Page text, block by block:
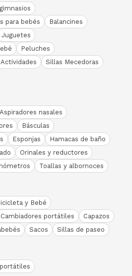
para bebés
Balancines
Juguetes
Peluches
Sillas Mecedoras
Aspiradores nasales
Básculas
Esponjas
Hamacas de baño
Orinales y reductores
Toallas y albornoces
y Bebé
Cambiadores portátiles
Capazos
Sacos Sillas de paseo